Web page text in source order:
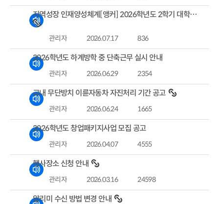
지역성장 인재양성체계[앵커] 2026학년도 2학기 대학원 융합전공 학생 모집 요강
관리자 2026.07.17 836
2026학년도 하계방학 중 단축근무 실시 안내
관리자 2026.06.29 2354
교내 무단방치 이륜자동차 자진처리 기간 공고
관리자 2026.06.24 1665
2026학년도 창업패키지사업 모집 공고
관리자 2026.04.07 4555
행사장소 신청 안내
관리자 2026.03.16 24598
알리미 수신 방법 변경 안내